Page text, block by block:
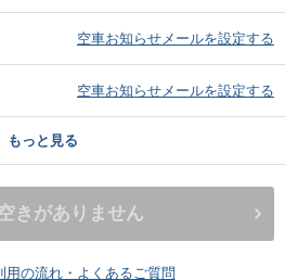
空車お知らせメールを設定する
空車お知らせメールを設定する
もっと見る
きがありません
用の流れ・よくあるご質問